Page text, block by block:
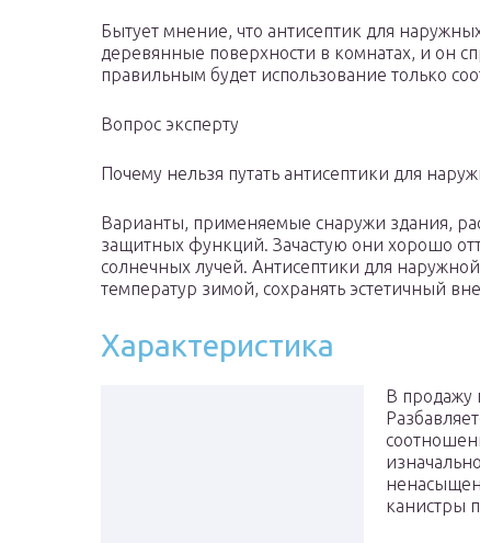
Бытует мнение, что антисептик для
деревянные поверхности в комнатах, и он
правильным будет использование только
Вопрос эксперту
Почему нельзя путать антисептики для
Варианты, применяемые снаружи здания,
защитных функций. Зачастую они хорошо
солнечных лучей. Антисептики для
температур зимой, сохранять эстетичный
Характеристика
В продажу
канистры